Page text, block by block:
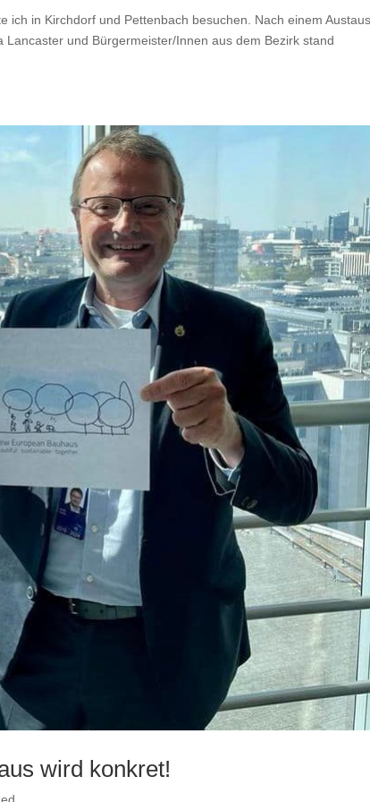
ich in Kirchdorf und Pettenbach besuchen. Nach einem
und Bürgermeister/Innen aus dem Bezirk stand
wird konkret!